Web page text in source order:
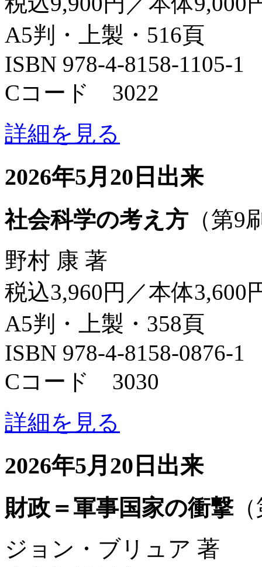
A5判・上製・516頁
ISBN 978-4-8158-1105-1
Cコード 3022
詳細を見る
2026年5月20日出来
社会科学の考え方 （第9
野村 康 著
税込3,960円／本体3,600
A5判・上製・358頁
ISBN 978-4-8158-0876-1
Cコード 3030
詳細を見る
2026年5月20日出来
財政＝軍事国家の衝撃（
ジョン・ブリュア 著